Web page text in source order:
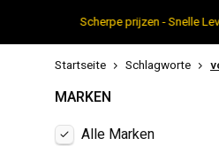
Scherpe prijzen - Snelle
Startseite Schlagworte
MARKEN
Alle Marken